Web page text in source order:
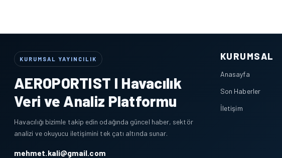
KURUMSAL YAYINCILIK
AEROPORTIST I Havacılık
Veri ve Analiz Platformu
Havacılığı bizimle takip edin odağında güncel haber, sektör
analizi ve okuyucu iletişimini tek çatı altında sunar.
mehmet.kali@gmail.com
KURUMSAL
Anasayfa
Son Haberler
İletişim